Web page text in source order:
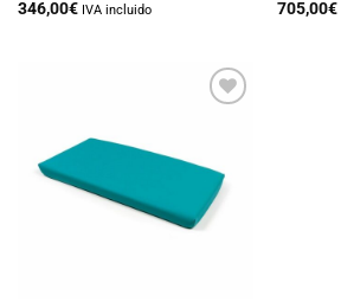
346,00€ IVA incluido
705,00€
de
deseos